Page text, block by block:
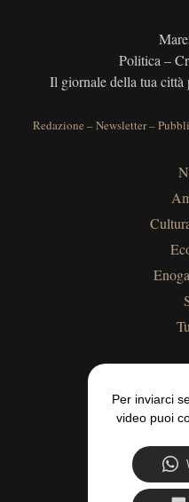
Politica –
Il giornale della tua città
Redazione –Newsletter–
Per inviarci
video puoi